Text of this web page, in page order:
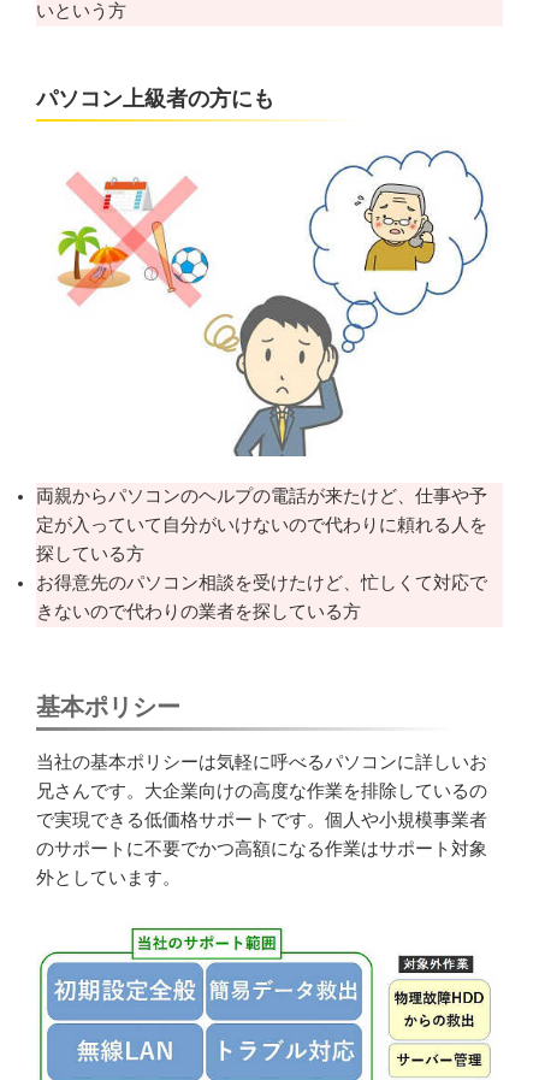
いという方
パソコン上級者の方にも
両親からパソコンのヘルプの電話が来たけど、仕事や予
定が入っていて自分がいけないので代わりに頼れる人を
探している方
お得意先のパソコン相談を受けたけど、忙しくて対応で
きないので代わりの業者を探している方
基本ポリシー
当社の基本ポリシーは気軽に呼べるパソコンに詳しいお
兄さんです。大企業向けの高度な作業を排除しているの
で実現できる低価格サポートです。個人や小規模事業者
のサポートに不要でかつ高額になる作業はサポート対象
外としています。